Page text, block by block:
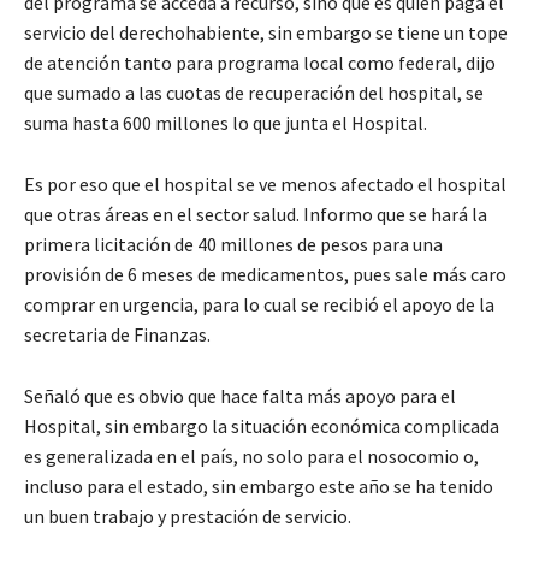
servicio del derechohabiente, sin embargo se tiene un tope
de atención tanto para programa local como federal, dijo
que sumado a las cuotas de recuperación del hospital, se
suma hasta 600 millones lo que junta el Hospital.
Es por eso que el hospital se ve menos afectado el hospital
que otras áreas en el sector salud. Informo que se hará la
primera licitación de 40 millones de pesos para una
provisión de 6 meses de medicamentos, pues sale más caro
comprar en urgencia, para lo cual se recibió el apoyo de la
secretaria de Finanzas.
Señaló que es obvio que hace falta más apoyo para el
Hospital, sin embargo la situación económica complicada
es generalizada en el país, no solo para el nosocomio o,
incluso para el estado, sin embargo este año se ha tenido
un buen trabajo y prestación de servicio.